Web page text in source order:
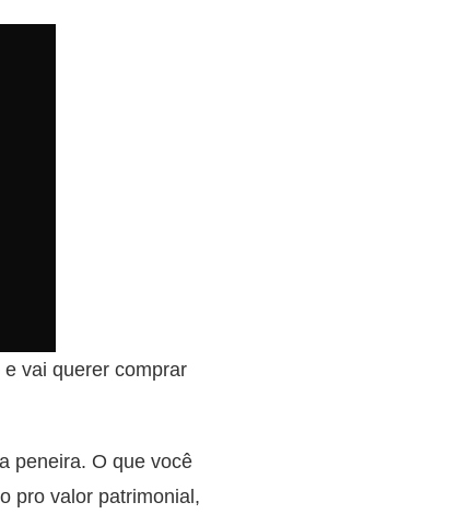
vai querer comprar
peneira. O que você
pro valor patrimonial,